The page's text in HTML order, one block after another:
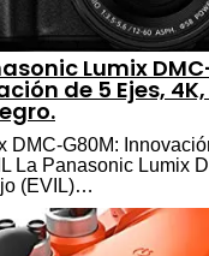
Lumix
de 5 Ejes,
DMC-G80M:
La Panasonic Lumix
(EVIL)…